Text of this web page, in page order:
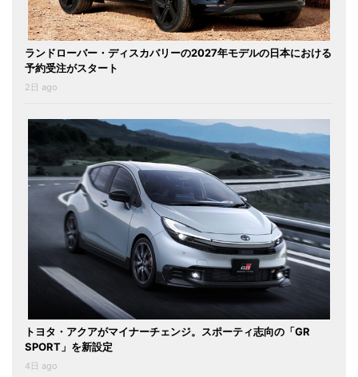
ランドローバー・ディスカバリーの2027年モデルの日本における
予約受注がスタート
2日 ago
トヨタ・アクアがマイナーチェンジ。スポーティ志向の「GR
SPORT」を新設定
4日 ago